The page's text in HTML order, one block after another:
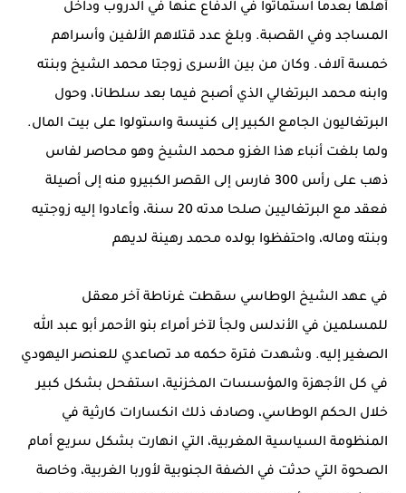
أهلها بعدما استماتوا في الدفاع عنها في الدروب وداخل
المساجد وفي القصبة. وبلغ عدد قتلاهم الألفين وأسراهم
خمسة آلاف. وكان من بين الأسرى زوجتا محمد الشيخ وبنته
وابنه محمد البرتغالي الذي أصبح فيما بعد سلطانا، وحول
البرتغاليون الجامع الكبير إلى كنيسة واستولوا على بيت المال.
ولما بلغت أنباء هذا الغزو محمد الشيخ وهو محاصر لفاس
ذهب على رأس 300 فارس إلى القصر الكبيرو منه إلى أصيلة
فعقد مع البرتغاليين صلحا مدته 20 سنة، وأعادوا إليه زوجتيه
وبنته وماله، واحتفظوا بولده محمد رهينة لديهم
في عهد الشيخ الوطاسي سقطت غرناطة آخر معقل
للمسلمين في الأندلس ولجأ لآخر أمراء بنو الأحمر أبو عبد الله
الصغير إليه. وشهدت فترة حكمه مد تصاعدي للعنصر اليهودي
في كل الأجهزة والمؤسسات المخزنية، استفحل بشكل كبير
خلال الحكم الوطاسي، وصادف ذلك انكسارات كارثية في
المنظومة السياسية المغربية، التي انهارت بشكل سريع أمام
الصحوة التي حدثت في الضفة الجنوبية لأوربا الغربية، وخاصة